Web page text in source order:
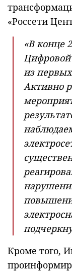
«Россети
«В конце
Цифровой
из
Активно
Кроме того,